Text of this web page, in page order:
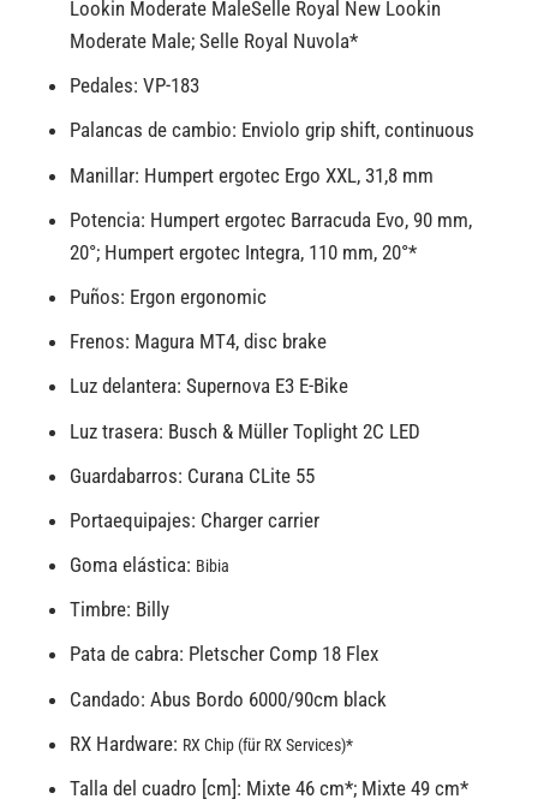
Lookin Moderate MaleSelle Royal New Lookin
Moderate Male; Selle Royal Nuvola*
Pedales: VP-183
Palancas de cambio: Enviolo grip shift, continuous
Manillar: Humpert ergotec Ergo XXL, 31,8 mm
Potencia: Humpert ergotec Barracuda Evo, 90 mm,
20°; Humpert ergotec Integra, 110 mm, 20°*
Puños: Ergon ergonomic
Frenos: Magura MT4, disc brake
Luz delantera: Supernova E3 E-Bike
Luz trasera: Busch & Müller Toplight 2C LED
Guardabarros: Curana CLite 55
Portaequipajes: Charger carrier
Goma elástica: Bibia
Timbre: Billy
Pata de cabra: Pletscher Comp 18 Flex
Candado: Abus Bordo 6000/90cm black
RX Hardware: RX Chip (für RX Services)*
Talla del cuadro [cm]: Mixte 46 cm*; Mixte 49 cm*